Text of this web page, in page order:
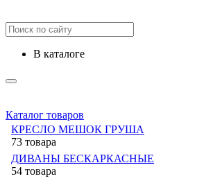
в каталоге
Каталог товаров
КРЕСЛО МЕШОК ГРУША
73 товара
ДИВАНЫ БЕСКАРКАСНЫЕ
54 товара